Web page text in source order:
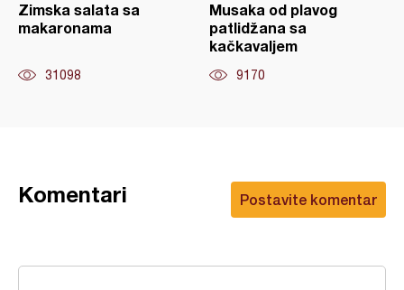
Zimska salata sa
makaronama
31098
Musaka od plavog
patlidžana sa
kačkavaljem
9170
Postavite komentar
Komentari